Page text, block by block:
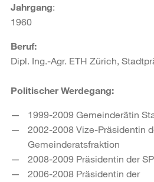
Jahrgang:
1960
Beruf:
Dipl. Ing.-Agr. ETH Zürich,
Politischer Werdegang:
1999-2009 Gemeinderätin
2002-2008 Vize-Präsidentin
Gemeinderatsfraktion
2008-2009 Präsidentin der
2006-2008 Präsidentin der